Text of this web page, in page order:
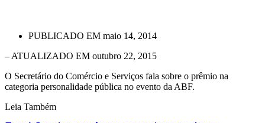
PUBLICADO EM maio 14, 2014
– ATUALIZADO EM outubro 22, 2015
O Secretário do Comércio e Serviços fala sobre o prêmio na
categoria personalidade pública no evento da ABF.
Leia Também